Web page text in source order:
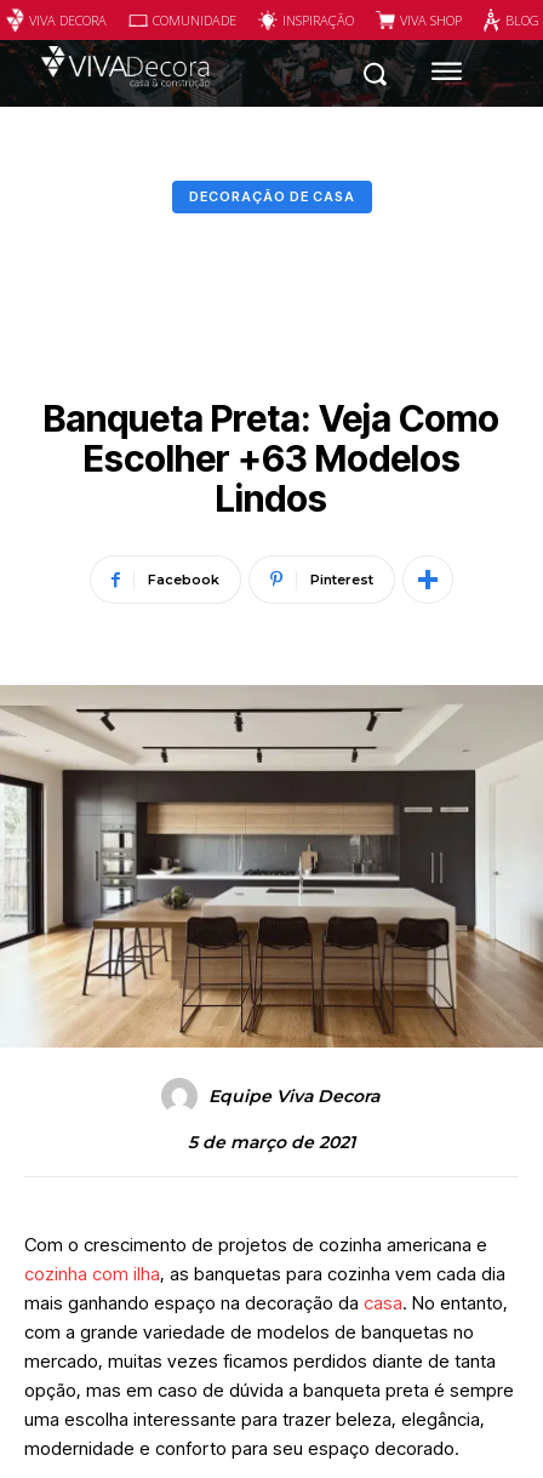
VIVA DECORA COMUNIDADE INSPIRAÇÃO VIVA SHOP
DECORAÇÃO DE CASA
Banqueta Preta: Veja Como
Escolher +63 Modelos
Lindos
Facebook Pinterest
Equipe Viva Decora
5 de março de 2021
Com o crescimento de projetos de cozinha americana e
cozinha com ilha, as banquetas para cozinha vem cada dia
mais ganhando espaço na decoração da casa. No entanto,
com a grande variedade de modelos de banquetas no
mercado, muitas vezes ficamos perdidos diante de tanta
opção, mas em caso de dúvida a banqueta preta é sempre
uma escolha interessante para trazer beleza, elegância,
modernidade e conforto para seu espaço decorado.